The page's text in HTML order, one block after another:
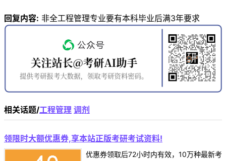
回复内容: 非全工程管理专业要有本科毕业后满3年要求
相关话题/工程管理 调剂
领限时大额优惠券,享本站正版考研考试资料!
优惠券领取后72小时内有效，10万种最新考